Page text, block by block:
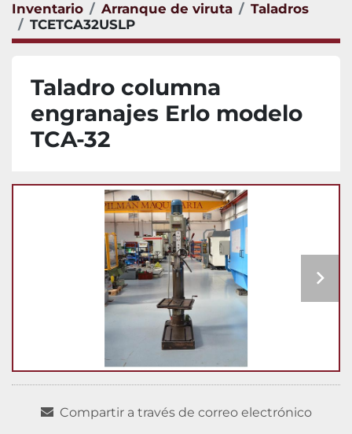
Inventario Arranque de viruta
Taladros
TCETCA32USLP
Taladro columna
engranajes Erlo modelo
TCA-32
Compartir a través de correo electrónico